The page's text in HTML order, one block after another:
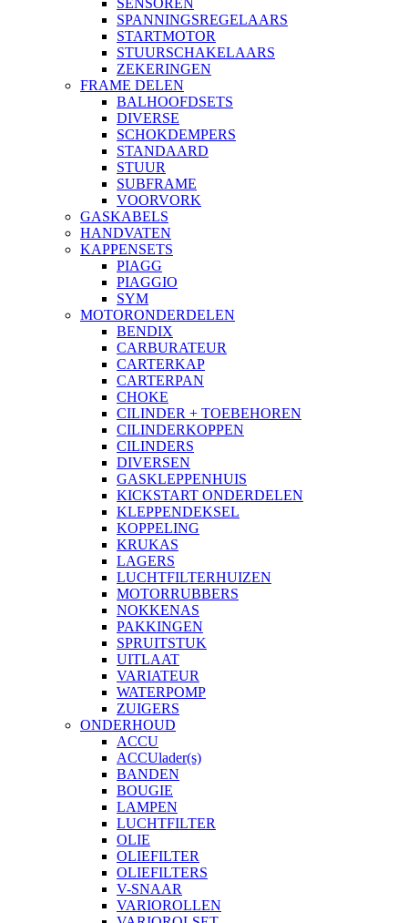
SENSOREN
SPANNINGSREGELAARS
STARTMOTOR
STUURSCHAKELAARS
ZEKERINGEN
FRAME DELEN
BALHOOFDSETS
DIVERSE
SCHOKDEMPERS
STANDAARD
STUUR
SUBFRAME
VOORVORK
GASKABELS
HANDVATEN
KAPPENSETS
PIAGG
PIAGGIO
SYM
MOTORONDERDELEN
BENDIX
CARBURATEUR
CARTERKAP
CARTERPAN
CHOKE
CILINDER + TOEBEHOREN
CILINDERKOPPEN
CILINDERS
DIVERSEN
GASKLEPPENHUIS
KICKSTART ONDERDELEN
KLEPPENDEKSEL
KOPPELING
KRUKAS
LAGERS
LUCHTFILTERHUIZEN
MOTORRUBBERS
NOKKENAS
PAKKINGEN
SPRUITSTUK
UITLAAT
VARIATEUR
WATERPOMP
ZUIGERS
ONDERHOUD
ACCU
ACCUlader(s)
BANDEN
BOUGIE
LAMPEN
LUCHTFILTER
OLIE
OLIEFILTER
OLIEFILTERS
V-SNAAR
VARIOROLLEN